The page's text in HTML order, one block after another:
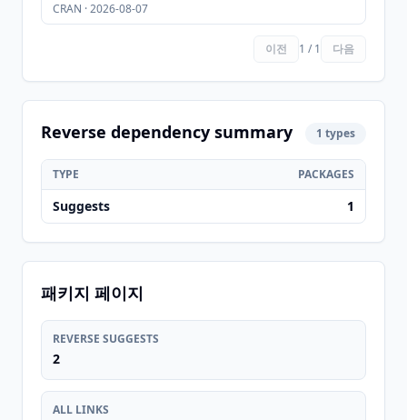
CRAN · 2026-08-07
이전 1 / 1 다음
Reverse dependency summary 1 types
TYPE PACKAGES
Suggests 1
패키지 페이지
REVERSE SUGGESTS
2
ALL LINKS